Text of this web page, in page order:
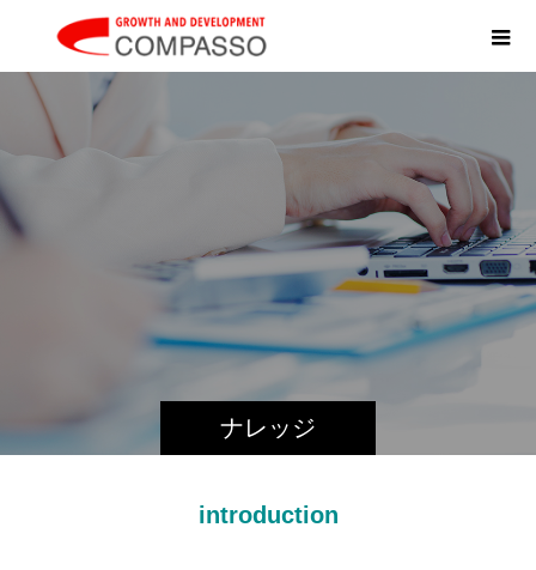
ナレッジ
K
introduction